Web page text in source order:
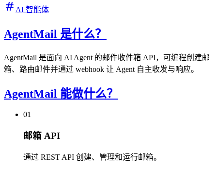
AI 智能体
AgentMail 是什么？
AgentMail 是面向 AI Agent 的邮件收件箱 API，可编程创建邮
箱、路由邮件并通过 webhook 让 Agent 自主收发与响应。
AgentMail 能做什么？
01
邮箱 API
通过 REST API 创建、管理和运行邮箱。